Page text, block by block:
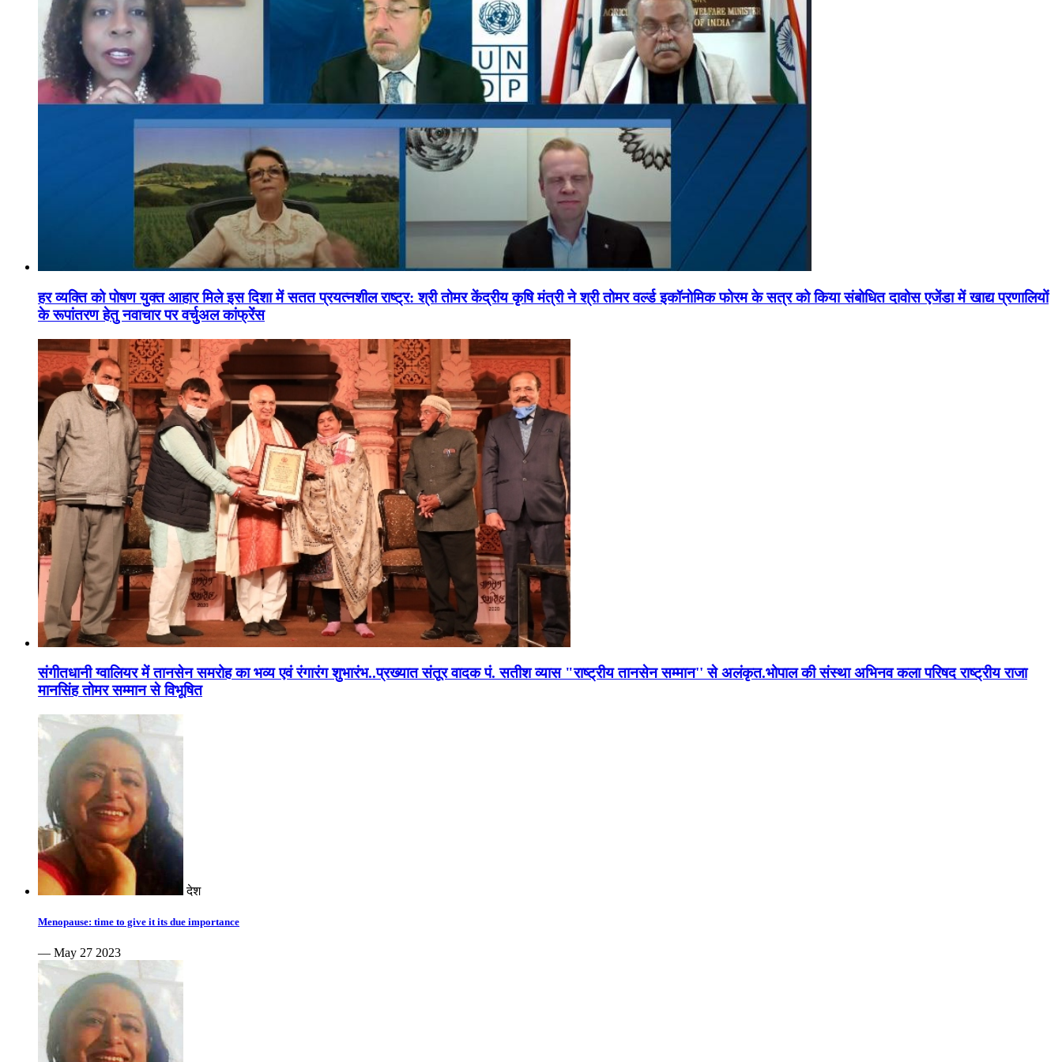
हर व्यक्ति को पोषण युक्त आहार मिले इस दिशा में सतत प्रयत्नशील राष्ट्र: श्री तोमर केंद्रीय कृषि मंत्री ने श्री तोमर वर्ल्ड इकॉनोमिक फोरम के सत्र को किया संबोधित दावोस एजेंडा में खाद्य प्रणालियों
के रूपांतरण हेतु नवाचार पर वर्चुअल कांफ्रेंस
संगीतधानी ग्वालियर में तानसेन समरोह का भव्य एवं रंगारंग शुभारंभ..प्रख्यात संतूर वादक पं. सतीश व्यास "राष्ट्रीय तानसेन सम्मान'' से अलंकृत.भोपाल की संस्था अभिनव कला परिषद राष्ट्रीय राजा
मानसिंह तोमर सम्मान से विभूषित
देश
Menopause: time to give it its due importance
— May 27 2023